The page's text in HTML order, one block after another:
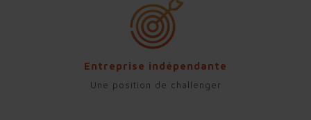
Entreprise indépendante
Une position de challenger